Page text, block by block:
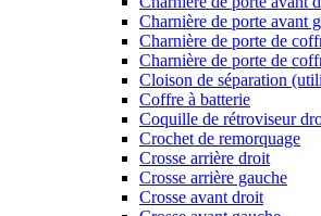
Charnière de porte avant
Charnière de porte de
Charnière de porte de
Cloison de séparation
Coffre à batterie
Coquille de rétroviseur
Crochet de remorquage
Crosse arrière droit
Crosse arrière gauche
Crosse avant droit